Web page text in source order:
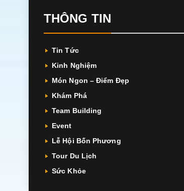
THÔNG TIN
Tin Tức
Kinh Nghiệm
Món Ngon – Điểm Đẹp
Khám Phá
Team Building
Event
Lễ Hội Bốn Phương
Tour Du Lịch
Sức Khỏe